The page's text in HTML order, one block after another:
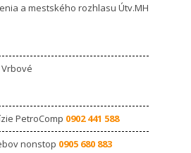
a mestského rozhlasu Útv.MH
PetroComp 0902 441 588
nonstop 0905 680 883